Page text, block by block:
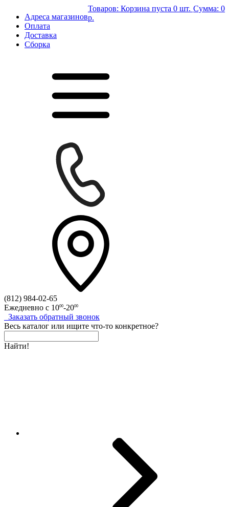
Адреса магазинов
Оплата
Доставка
Сборка
Товаров: Корзина пуста 0 шт. Сумма: 0
р.
(812) 984-02-65
Ежедневно с 1000-2000
Заказать обратный звонок
Весь каталог или ищите что-то конкретное?
Найти!